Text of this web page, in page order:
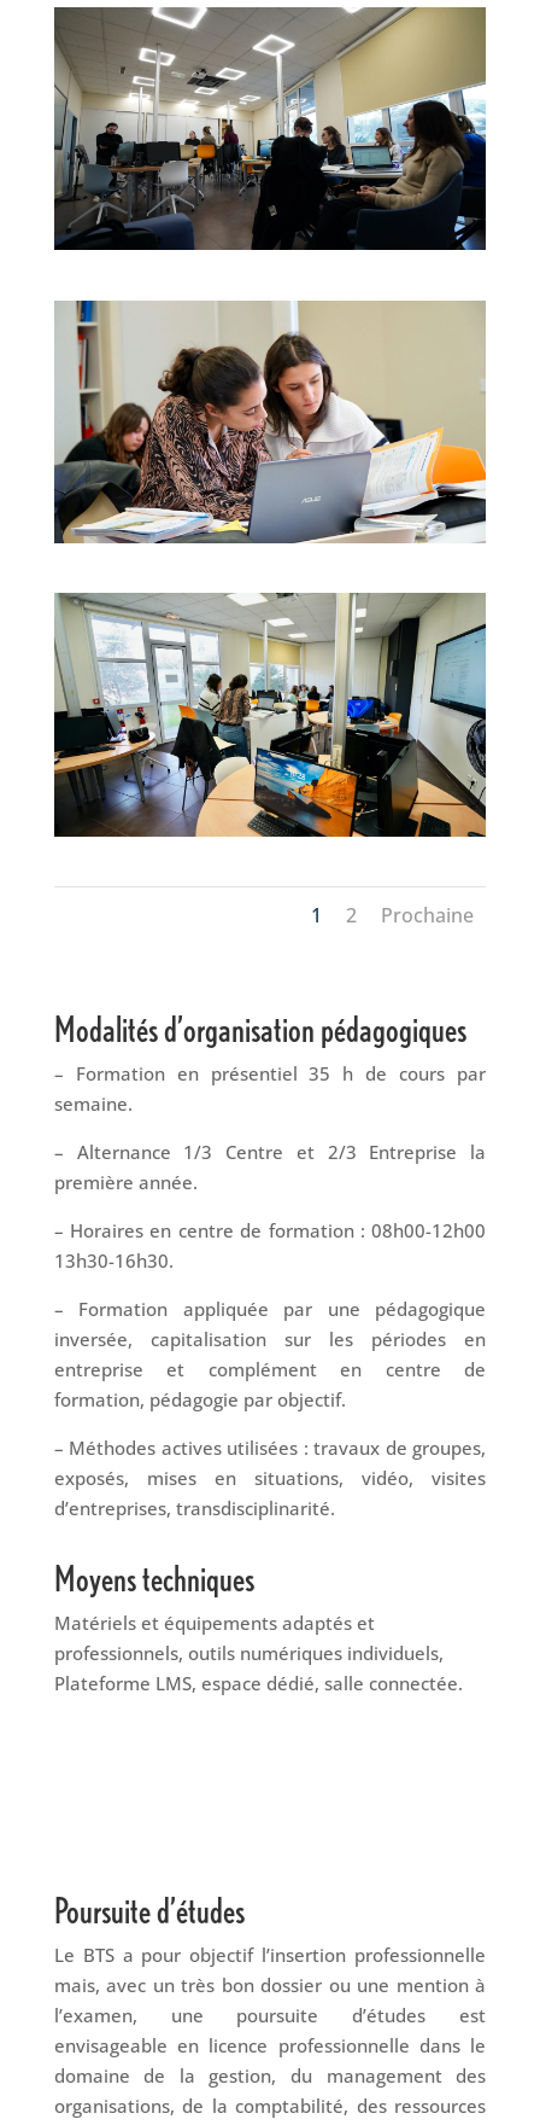
1 2 Prochaine
Modalités d’organisation pédagogiques
– Formation en présentiel 35 h de cours par
semaine.
– Alternance 1/3 Centre et 2/3 Entreprise la
première année.
– Horaires en centre de formation : 08h00-12h00
13h30-16h30.
– Formation appliquée par une pédagogique
inversée, capitalisation sur les périodes en
entreprise et complément en centre de
formation, pédagogie par objectif.
– Méthodes actives utilisées : travaux de groupes,
exposés, mises en situations, vidéo, visites
d’entreprises, transdisciplinarité.
Moyens techniques
Matériels et équipements adaptés et
professionnels, outils numériques individuels,
Plateforme LMS, espace dédié, salle connectée.
Poursuite d’études
Le BTS a pour objectif l’insertion professionnelle
mais, avec un très bon dossier ou une mention à
l’examen, une poursuite d’études est
envisageable en licence professionnelle dans le
domaine de la gestion, du management des
organisations, de la comptabilité, des ressources